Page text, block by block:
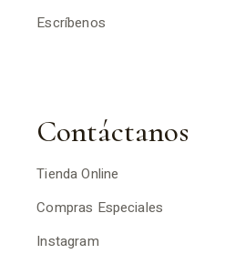
Escríbenos
Contáctanos
Tienda Online
Compras Especiales
Instagram